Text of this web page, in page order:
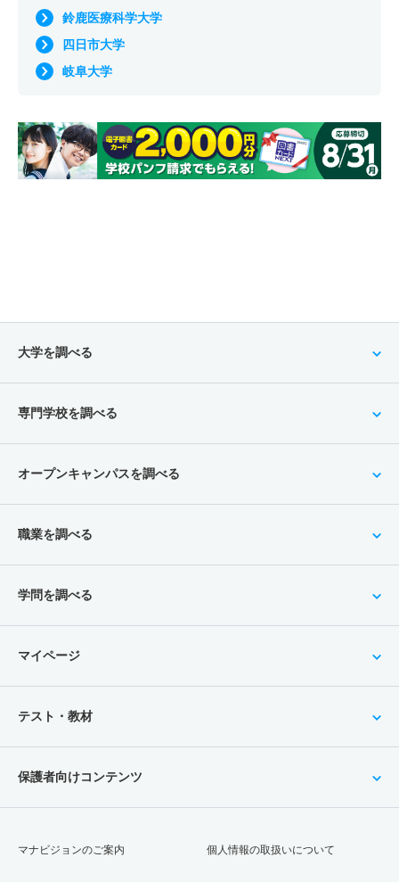
鈴鹿医療科学大学
四日市大学
岐阜大学
大学を調べる
専門学校を調べる
オープンキャンパスを調べる
職業を調べる
学問を調べる
マイページ
テスト・教材
保護者向けコンテンツ
マナビジョンのご案内 個人情報の取扱いについて